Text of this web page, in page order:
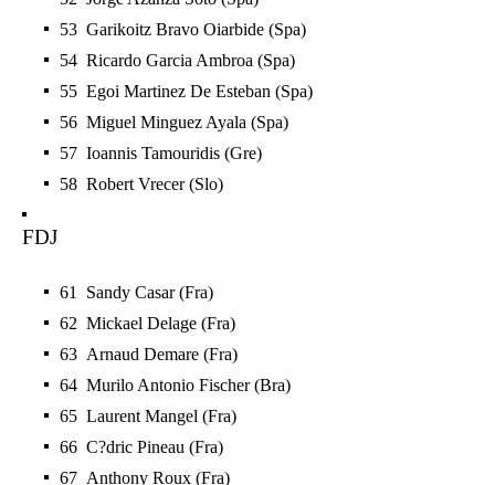
53 Garikoitz Bravo Oiarbide (Spa)
54 Ricardo Garcia Ambroa (Spa)
55 Egoi Martinez De Esteban (Spa)
56 Miguel Minguez Ayala (Spa)
57 Ioannis Tamouridis (Gre)
58 Robert Vrecer (Slo)
FDJ
61 Sandy Casar (Fra)
62 Mickael Delage (Fra)
63 Arnaud Demare (Fra)
64 Murilo Antonio Fischer (Bra)
65 Laurent Mangel (Fra)
66 C?dric Pineau (Fra)
67 Anthony Roux (Fra)